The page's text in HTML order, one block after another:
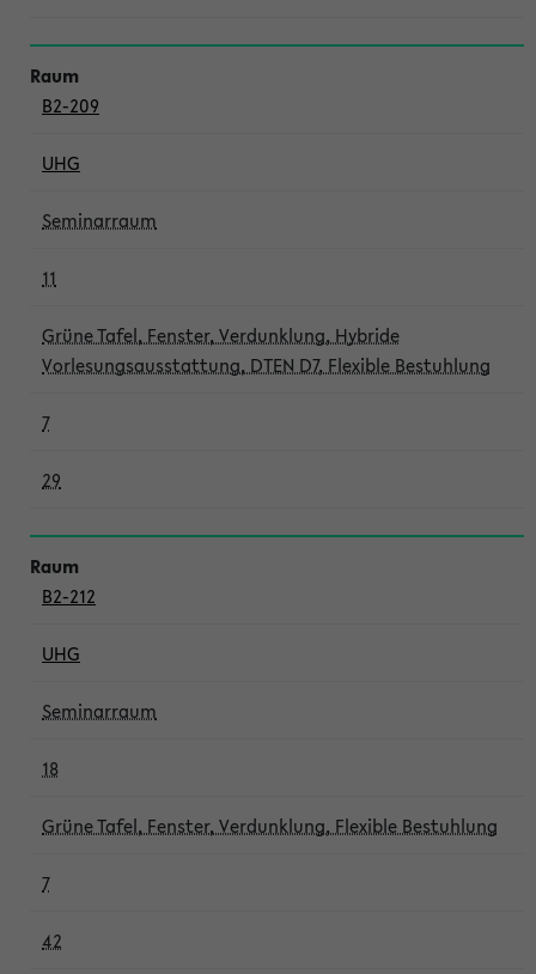
B2-209
UHG
Seminarraum
11
Grüne Tafel, Fenster, Verdunklung, Hybride
Vorlesungsausstattung, DTEN D7, Flexible Bestuhlung
7
29
B2-212
UHG
Seminarraum
18
Grüne Tafel, Fenster, Verdunklung, Flexible Bestuhlung
7
42